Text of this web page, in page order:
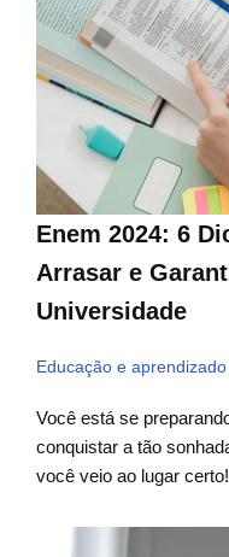
Enem 2024: 6
Arrasar e
Universidade
Educação e aprendizado
Você está se
conquistar a tão
você veio ao lugar